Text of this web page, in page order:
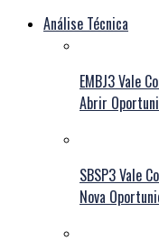
Análise Técnica
EMBJ3 Vale
Abrir
SBSP3 Vale
Nova